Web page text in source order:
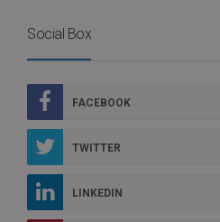
Social Box
FACEBOOK
TWITTER
LINKEDIN